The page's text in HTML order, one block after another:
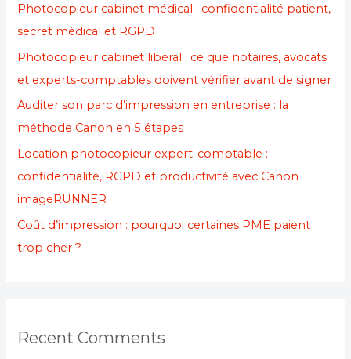
Photocopieur cabinet médical : confidentialité patient,
secret médical et RGPD
Photocopieur cabinet libéral : ce que notaires, avocats
et experts-comptables doivent vérifier avant de signer
Auditer son parc d’impression en entreprise : la
méthode Canon en 5 étapes
Location photocopieur expert-comptable :
confidentialité, RGPD et productivité avec Canon
imageRUNNER
Coût d’impression : pourquoi certaines PME paient
trop cher ?
Recent Comments